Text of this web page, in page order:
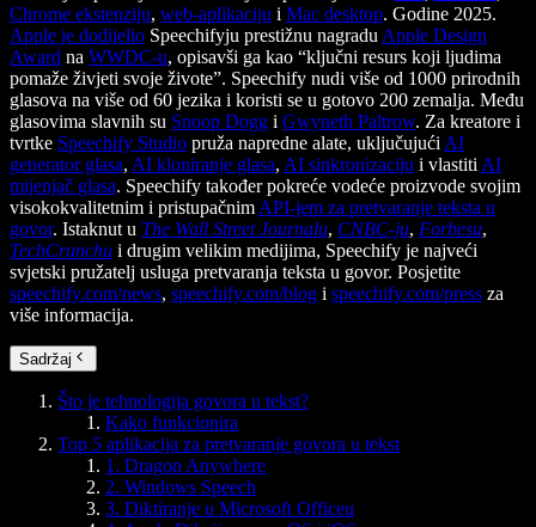
Chrome ekstenziju, web-aplikaciju i Mac desktop. Godine 2025.
Apple je dodijelio Speechifyju prestižnu nagradu Apple Design
Award na WWDC-u, opisavši ga kao “ključni resurs koji ljudima
pomaže živjeti svoje živote”. Speechify nudi više od 1000 prirodnih
glasova na više od 60 jezika i koristi se u gotovo 200 zemalja. Među
glasovima slavnih su Snoop Dogg i Gwyneth Paltrow. Za kreatore i
tvrtke Speechify Studio pruža napredne alate, uključujući AI
generator glasa, AI kloniranje glasa, AI sinkronizaciju i vlastiti AI
mijenjač glasa. Speechify također pokreće vodeće proizvode svojim
visokokvalitetnim i pristupačnim API-jem za pretvaranje teksta u
govor. Istaknut u The Wall Street Journalu, CNBC-ju, Forbesu,
TechCrunchu i drugim velikim medijima, Speechify je najveći
svjetski pružatelj usluga pretvaranja teksta u govor. Posjetite
speechify.com/news, speechify.com/blog i speechify.com/press za
više informacija.
Sadržaj
Što je tehnologija govora u tekst?
Kako funkcionira
Top 5 aplikacija za pretvaranje govora u tekst
1. Dragon Anywhere
2. Windows Speech
3. Diktiranje u Microsoft Officeu